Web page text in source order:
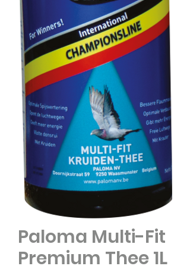
Paloma Multi-Fit
Premium Thee 1L